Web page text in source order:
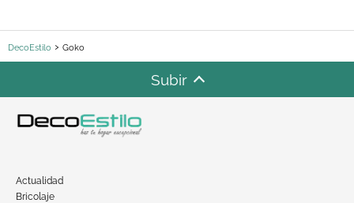
DecoEstilo Goko
Subir
Actualidad
Bricolaje